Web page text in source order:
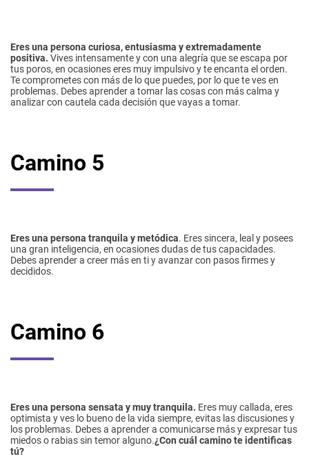
Eres una persona curiosa, entusiasma y extremadamente
positiva. Vives intensamente y con una alegría que se escapa por
tus poros, en ocasiones eres muy impulsivo y te encanta el orden.
Te comprometes con más de lo que puedes, por lo que te ves en
problemas. Debes aprender a tomar las cosas con más calma y
analizar con cautela cada decisión que vayas a tomar.
Camino 5
Eres una persona tranquila y metódica. Eres sincera, leal y posees
una gran inteligencia, en ocasiones dudas de tus capacidades.
Debes aprender a creer más en ti y avanzar con pasos firmes y
decididos.
Camino 6
Eres una persona sensata y muy tranquila. Eres muy callada, eres
optimista y ves lo bueno de la vida siempre, evitas las discusiones y
los problemas. Debes a aprender a comunicarse más y expresar tus
miedos o rabias sin temor alguno.¿Con cuál camino te identificas
tú?